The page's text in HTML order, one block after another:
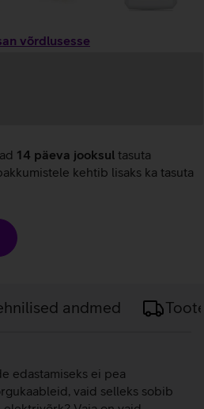
võrdlusesse
14 päeva jooksul tasuta
kehtib lisaks ka tasuta
andmed
edastamiseks ei pea
vaid selleks sobib